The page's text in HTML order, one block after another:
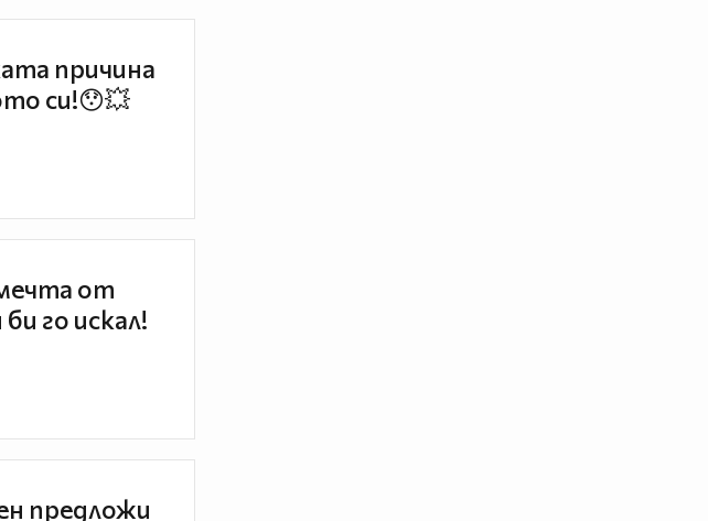
причина
си!😯💥
от
го искал!
предложи